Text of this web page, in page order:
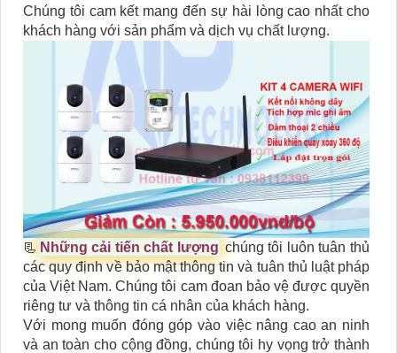
Chúng tôi cam kết mang đến sự hài lòng cao nhất cho
khách hàng với sản phẩm và dịch vụ chất lượng.
📃 Những cải tiến chất lượng chúng tôi luôn tuân thủ
các quy định về bảo mật thông tin và tuân thủ luật pháp
của Việt Nam. Chúng tôi cam đoan bảo vệ được quyền
riêng tư và thông tin cá nhân của khách hàng.
Với mong muốn đóng góp vào việc nâng cao an ninh
và an toàn cho cộng đồng, chúng tôi hy vọng trở thành